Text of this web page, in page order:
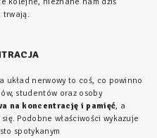
trwają.
układ nerwowy to coś, co powinno
studentów oraz osoby
na koncentrację i pamięć, a
Podobne właściwości wykazuje
spotykanym